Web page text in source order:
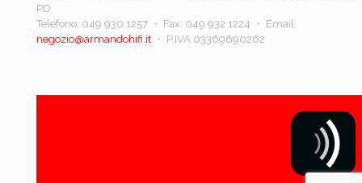
PD
Telefono: 049 930 1257 ・ Fax: 049 932 1224 ・ Email:
negozio@armandohifi.it ・ P.IVA 03369690262